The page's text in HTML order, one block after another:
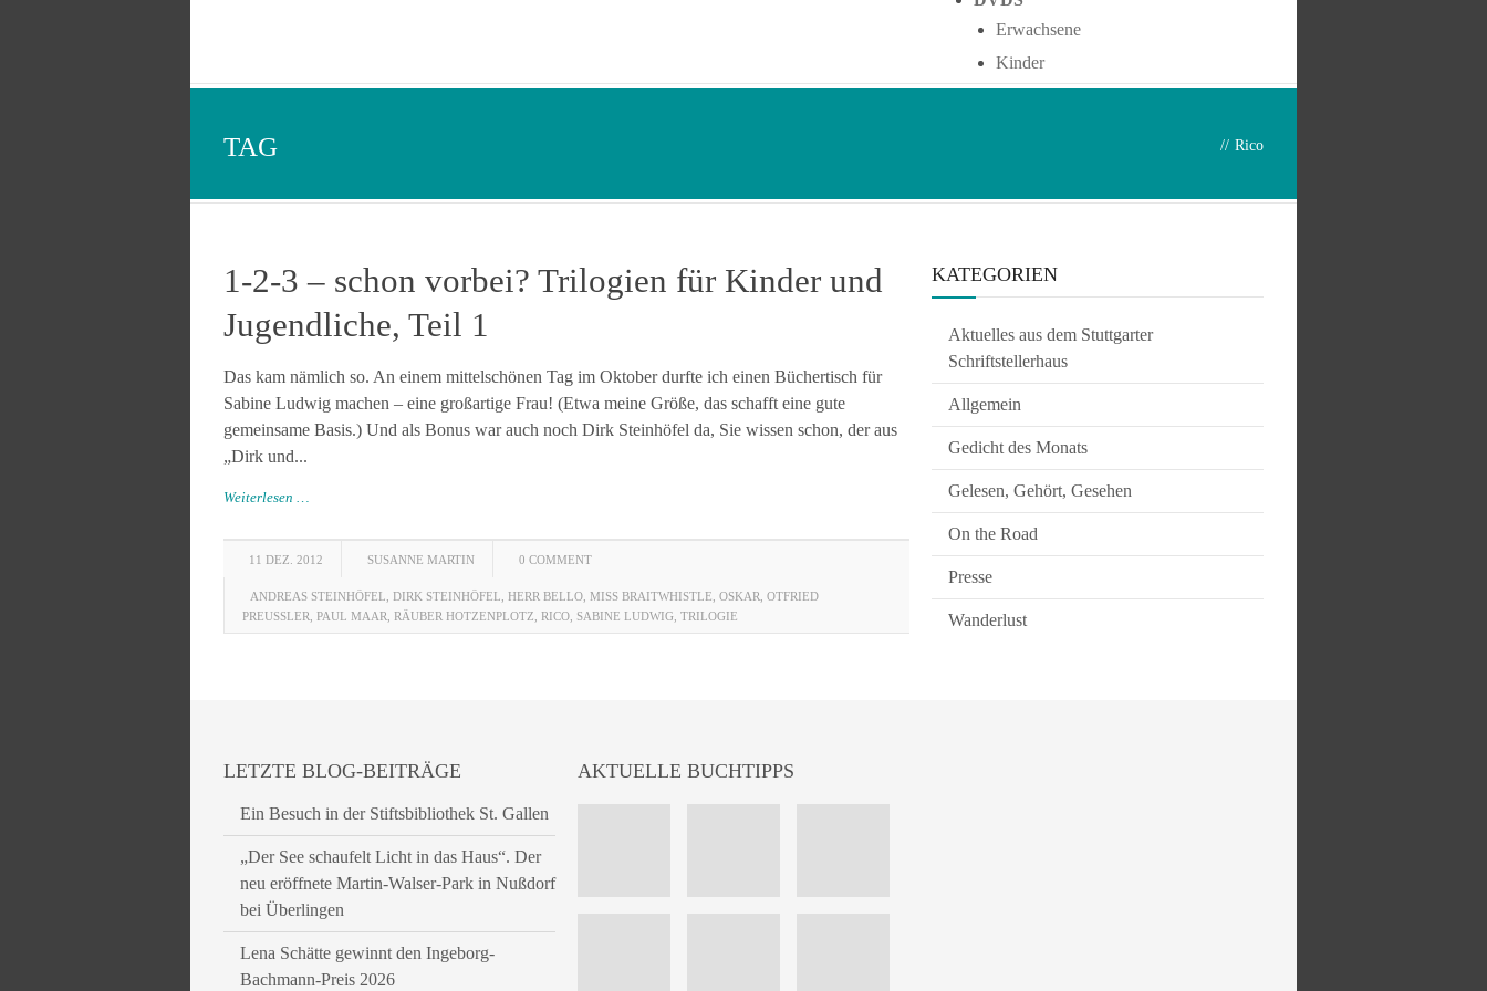
Erwachsene
Kinder
TAG // Rico
1-2-3 – schon vorbei? Trilogien für Kinder und
Jugendliche, Teil 1
Das kam nämlich so. An einem mittelschönen Tag im Oktober durfte ich einen Büchertisch für
Sabine Ludwig machen – eine großartige Frau! (Etwa meine Größe, das schafft eine gute
gemeinsame Basis.) Und als Bonus war auch noch Dirk Steinhöfel da, Sie wissen schon, der aus
„Dirk und...
Weiterlesen …
11 DEZ. 2012 SUSANNE MARTIN 0 COMMENT
ANDREAS STEINHÖFEL DIRK STEINHÖFEL HERR BELLO MISS BRAITWHISTLE OSKAR OTFRIED
PREUSSLER PAUL MAAR RÄUBER HOTZENPLOTZ RICO SABINE LUDWIG TRILOGIE
KATEGORIEN
Aktuelles aus dem Stuttgarter
Schriftstellerhaus
Allgemein
Gedicht des Monats
Gelesen, Gehört, Gesehen
On the Road
Presse
Wanderlust
LETZTE BLOG-BEITRÄGE
Ein Besuch in der Stiftsbibliothek St. Gallen
„Der See schaufelt Licht in das Haus“. Der
neu eröffnete Martin-Walser-Park in Nußdorf
bei Überlingen
Lena Schätte gewinnt den Ingeborg-
Bachmann-Preis 2026
AKTUELLE BUCHTIPPS